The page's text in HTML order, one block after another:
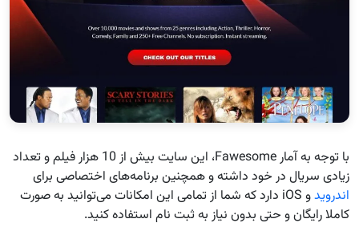
با توجه به آمار Fawesome، این سایت بیش از 10 هزار فیلم و تعداد
زیادی سریال در خود داشته و همچنین برنامه‌های اختصاصی برای
اندروید
و iOS دارد که شما از تمامی این امکانات می‌توانید به صورت
کاملا رایگان و حتی بدون نیاز به ثبت نام استفاده کنید.